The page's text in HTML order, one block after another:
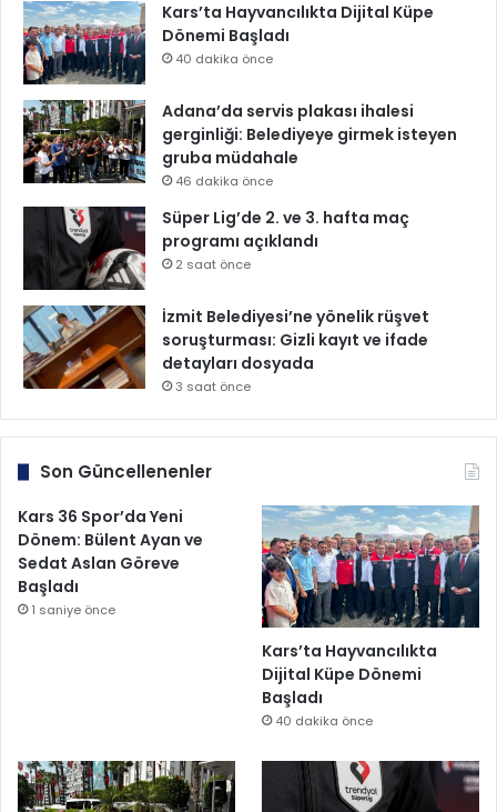
Kars’ta Hayvancılıkta Dijital Küpe
Dönemi Başladı
40 dakika önce
Adana’da servis plakası ihalesi
gerginliği: Belediyeye girmek isteyen
gruba müdahale
46 dakika önce
Süper Lig’de 2. ve 3. hafta maç
programı açıklandı
2 saat önce
İzmit Belediyesi’ne yönelik rüşvet
soruşturması: Gizli kayıt ve ifade
detayları dosyada
3 saat önce
Son Güncellenenler
Kars 36 Spor’da Yeni
Dönem: Bülent Ayan ve
Sedat Aslan Göreve
Başladı
1 saniye önce
Kars’ta Hayvancılıkta
Dijital Küpe Dönemi
Başladı
40 dakika önce